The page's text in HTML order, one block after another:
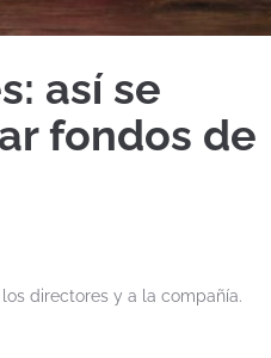
así se
fondos de
directores y a la compañía.